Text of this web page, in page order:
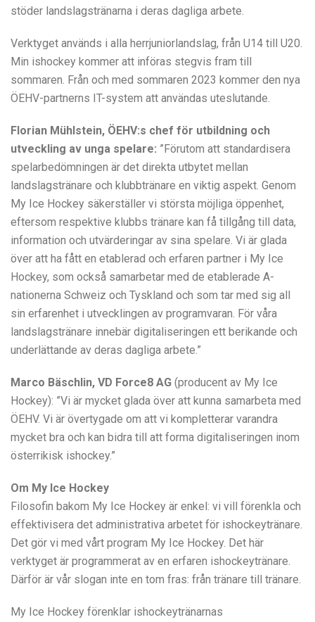
stöder landslagstränarna i deras dagliga arbete.
Verktyget används i alla herrjuniorlandslag, från U14 till U20.
Min ishockey kommer att införas stegvis fram till
sommaren. Från och med sommaren 2023 kommer den nya
ÖEHV-partnerns IT-system att användas uteslutande.
Florian Mühlstein, ÖEHV:s chef för utbildning och
utveckling av unga spelare: ”Förutom att standardisera
spelarbedömningen är det direkta utbytet mellan
landslagstränare och klubbtränare en viktig aspekt. Genom
My Ice Hockey säkerställer vi största möjliga öppenhet,
eftersom respektive klubbs tränare kan få tillgång till data,
information och utvärderingar av sina spelare. Vi är glada
över att ha fått en etablerad och erfaren partner i My Ice
Hockey, som också samarbetar med de etablerade A-
nationerna Schweiz och Tyskland och som tar med sig all
sin erfarenhet i utvecklingen av programvaran. För våra
landslagstränare innebär digitaliseringen ett berikande och
underlättande av deras dagliga arbete.”
Marco Bäschlin, VD Force8 AG (producent av My Ice
Hockey): ”Vi är mycket glada över att kunna samarbeta med
ÖEHV. Vi är övertygade om att vi kompletterar varandra
mycket bra och kan bidra till att forma digitaliseringen inom
österrikisk ishockey.”
Om My Ice Hockey
Filosofin bakom My Ice Hockey är enkel: vi vill förenkla och
effektivisera det administrativa arbetet för ishockeytränare.
Det gör vi med vårt program My Ice Hockey. Det här
verktyget är programmerat av en erfaren ishockeytränare.
Därför är vår slogan inte en tom fras: från tränare till tränare.
My Ice Hockey förenklar ishockeytränarnas